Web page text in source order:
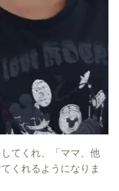
てくれ、「ママ、他
くれるようになりま